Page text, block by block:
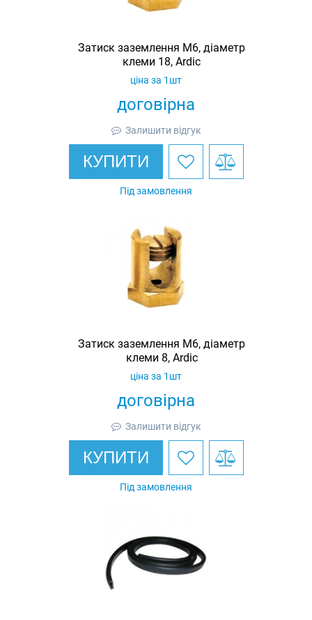
Затиск заземлення M6, діаметр
клеми 18, Ardic
договірна
ціна за 1шт
Залишити відгук
КУПИТИ
Під замовлення
Затиск заземлення M6, діаметр
клеми 8, Ardic
договірна
ціна за 1шт
Залишити відгук
КУПИТИ
Під замовлення